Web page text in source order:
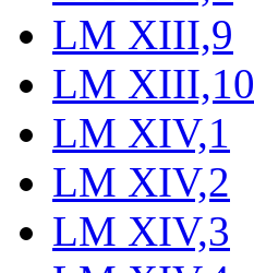
LM XIII,9
LM XIII,10
LM XIV,1
LM XIV,2
LM XIV,3